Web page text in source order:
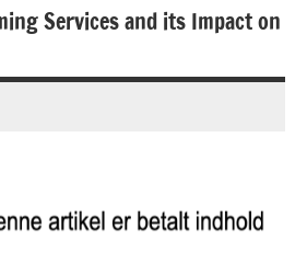
Services and its Impact on